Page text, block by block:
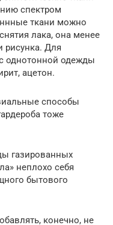
спектром
ткани можно
лака, она менее
рисунка. Для
однотонной одежды
ацетон.
способы
тоже
газированных
неплохо себя
бытового
конечно, не